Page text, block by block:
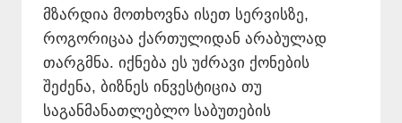
მზარდია მოთხოვნა ისეთ სერვისზე,
როგორიცაა ქართულიდან არაბულად
თარგმნა. იქნება ეს უძრავი ქონების
შეძენა, ბიზნეს ინვესტიცია თუ
საგანმანათლებლო საბუთების